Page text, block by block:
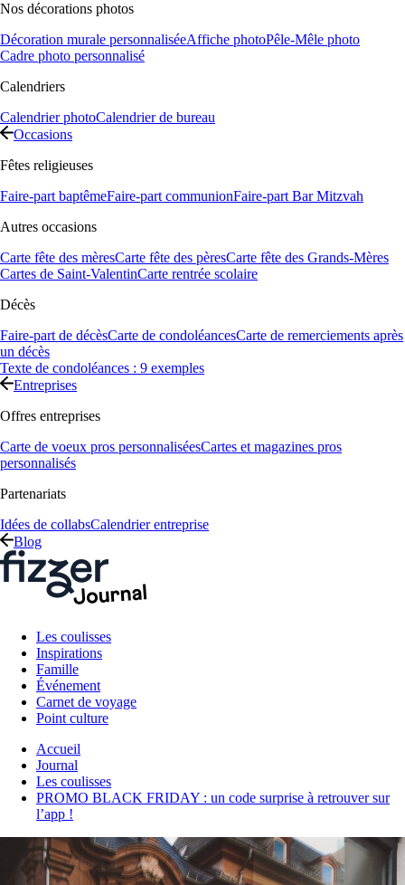
Nos décorations photos
Décoration murale personnaliséeAffiche photoPêle-Mêle photo
Cadre photo personnalisé
Calendriers
Calendrier photoCalendrier de bureau
Occasions
Fêtes religieuses
Faire-part baptêmeFaire-part communionFaire-part Bar Mitzvah
Autres occasions
Carte fête des mèresCarte fête des pèresCarte fête des Grands-Mères
Cartes de Saint-ValentinCarte rentrée scolaire
Décès
Faire-part de décèsCarte de condoléancesCarte de remerciements après
un décès
Texte de condoléances : 9 exemples
Entreprises
Offres entreprises
Carte de voeux pros personnaliséesCartes et magazines pros
personnalisés
Partenariats
Idées de collabsCalendrier entreprise
Blog
Les coulisses
Inspirations
Famille
Événement
Carnet de voyage
Point culture
Accueil
Journal
Les coulisses
PROMO BLACK FRIDAY : un code surprise à retrouver sur
l’app !